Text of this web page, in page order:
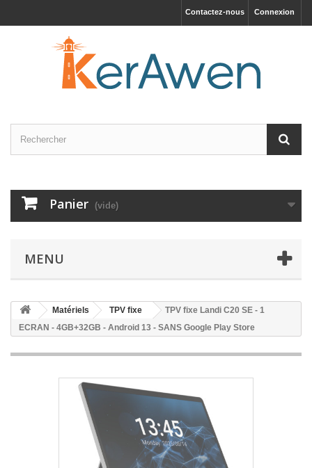
Connexion
Contactez-nous
Panier (vide)
MENU
Matériels TPV fixe
TPV fixe Landi C20 SE - 1
ECRAN - 4GB+32GB - Android 13 - SANS Google Play Store